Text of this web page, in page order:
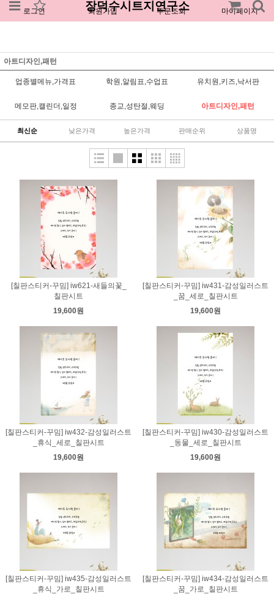
로그인 회원가입 주문조회 마이페이지
장덕수시트지연구소
아트디자인,패턴
업종별메뉴,가격표 학원,알림표,수업표 유치원,키즈,낙서판
메모판,캘린더,일정 종교,성탄절,웨딩 아트디자인,패턴
최신순 낮은가격 높은가격 판매순위 상품명
[칠판스티커-꾸밈] iw621-새들의꽃_
칠판시트
19,600원
[칠판스티커-꾸밈] iw431-감성일러스트
_꿈_세로_칠판시트
19,600원
[칠판스티커-꾸밈] iw432-감성일러스트
_휴식_세로_칠판시트
19,600원
[칠판스티커-꾸밈] iw430-감성일러스트
_동물_세로_칠판시트
19,600원
[칠판스티커-꾸밈] iw435-감성일러스트
_휴식_가로_칠판시트
[칠판스티커-꾸밈] iw434-감성일러스트
_꿈_가로_칠판시트